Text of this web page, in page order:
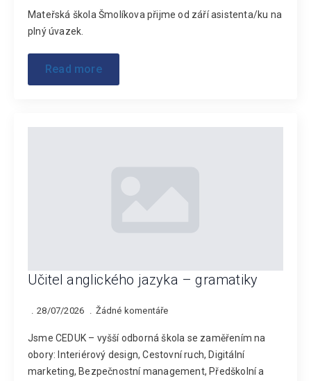
Mateřská škola Šmolíkova přijme od září asistenta/ku na
plný úvazek.
Read more
Učitel anglického jazyka – gramatiky
28/07/2026 Žádné komentáře
Jsme CEDUK – vyšší odborná škola se zaměřením na
obory: Interiérový design, Cestovní ruch, Digitální
marketing, Bezpečnostní management, Předškolní a